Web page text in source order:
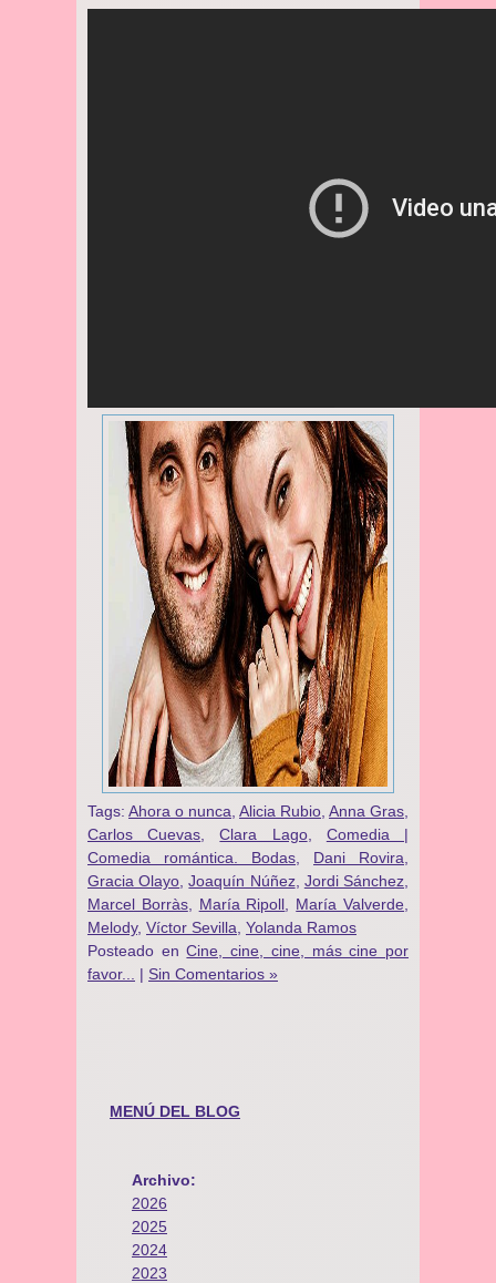
Tags: Ahora o nunca Alicia Rubio Anna Gras
Carlos Cuevas ,Clara Lago, Comedia |
Comedia romántica. Bodas
Dani Rovira
Gracia Olayo ,Joaquín Núñez, Jordi Sánchez
Marcel Borràs, María Ripoll María Valverde
Melody, Víctor Sevilla Yolanda Ramos
Posteado enCine, cine, cine, más cine por
favor...
| Sin Comentarios »
MENÚ DEL BLOG
Archivo:
2026
2025
2024
2023